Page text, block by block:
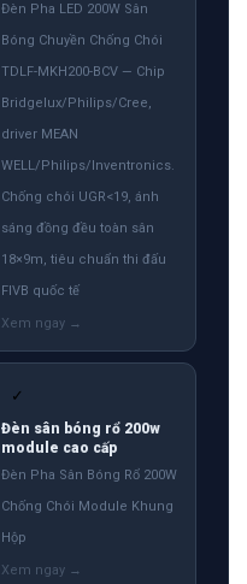
Đèn Pha LED 200W Sân
Bóng Chuyền Chống Chói
TDLF-MKH200-BCV — Chip
Bridgelux/Philips/Cree,
driver MEAN
WELL/Philips/Inventronics.
Chống chói UGR<19, ánh
sáng đồng đều toàn sân
18×9m, tiêu chuẩn thi đấu
FIVB quốc tế
✓
Đèn sân bóng rổ 200w
module cao cấp
Đèn Pha Sân Bóng Rổ 200W
Chống Chói Module Khung
Hộp